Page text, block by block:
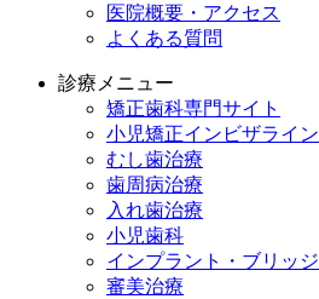
医院概要・アクセス
よくある質問
診療メニュー
矯正歯科専門サイト
小児矯正インビザライン
むし歯治療
歯周病治療
入れ歯治療
小児歯科
インプラント・ブリッジ
審美治療